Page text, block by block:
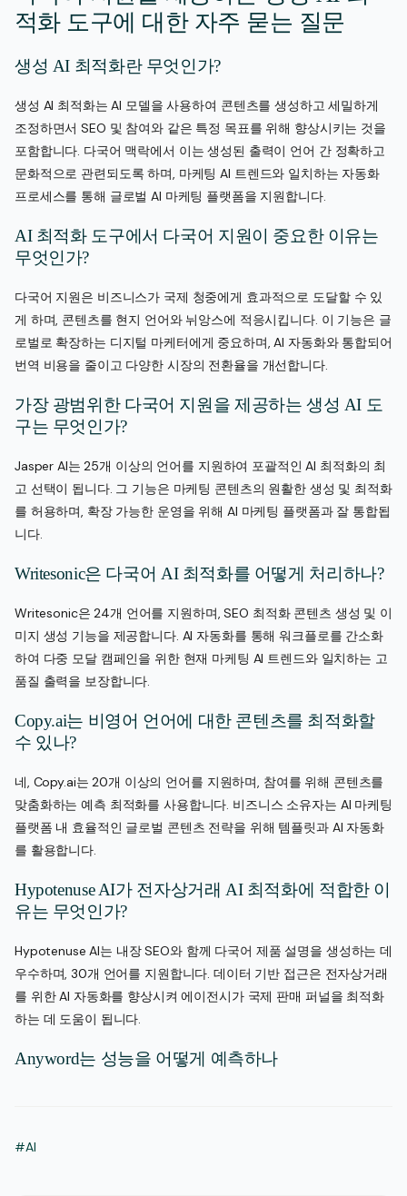
적화 도구에 대한 자주 묻는 질문
생성 AI 최적화란 무엇인가?
생성 AI 최적화는 AI 모델을 사용하여 콘텐츠를 생성하고 세밀하게
조정하면서 SEO 및 참여와 같은 특정 목표를 위해 향상시키는 것을
포함합니다. 다국어 맥락에서 이는 생성된 출력이 언어 간 정확하고
문화적으로 관련되도록 하며, 마케팅 AI 트렌드와 일치하는 자동화
프로세스를 통해 글로벌 AI 마케팅 플랫폼을 지원합니다.
AI 최적화 도구에서 다국어 지원이 중요한 이유는
무엇인가?
다국어 지원은 비즈니스가 국제 청중에게 효과적으로 도달할 수 있
게 하며, 콘텐츠를 현지 언어와 뉘앙스에 적응시킵니다. 이 기능은 글
로벌로 확장하는 디지털 마케터에게 중요하며, AI 자동화와 통합되어
번역 비용을 줄이고 다양한 시장의 전환율을 개선합니다.
가장 광범위한 다국어 지원을 제공하는 생성 AI 도
구는 무엇인가?
Jasper AI는 25개 이상의 언어를 지원하여 포괄적인 AI 최적화의 최
고 선택이 됩니다. 그 기능은 마케팅 콘텐츠의 원활한 생성 및 최적화
를 허용하며, 확장 가능한 운영을 위해 AI 마케팅 플랫폼과 잘 통합됩
니다.
Writesonic은 다국어 AI 최적화를 어떻게 처리하나?
Writesonic은 24개 언어를 지원하며, SEO 최적화 콘텐츠 생성 및 이
미지 생성 기능을 제공합니다. AI 자동화를 통해 워크플로를 간소화
하여 다중 모달 캠페인을 위한 현재 마케팅 AI 트렌드와 일치하는 고
품질 출력을 보장합니다.
Copy.ai는 비영어 언어에 대한 콘텐츠를 최적화할
수 있나?
네, Copy.ai는 20개 이상의 언어를 지원하며, 참여를 위해 콘텐츠를
맞춤화하는 예측 최적화를 사용합니다. 비즈니스 소유자는 AI 마케팅
플랫폼 내 효율적인 글로벌 콘텐츠 전략을 위해 템플릿과 AI 자동화
를 활용합니다.
Hypotenuse AI가 전자상거래 AI 최적화에 적합한 이
유는 무엇인가?
Hypotenuse AI는 내장 SEO와 함께 다국어 제품 설명을 생성하는 데
우수하며, 30개 언어를 지원합니다. 데이터 기반 접근은 전자상거래
를 위한 AI 자동화를 향상시켜 에이전시가 국제 판매 퍼널을 최적화
하는 데 도움이 됩니다.
Anyword는 성능을 어떻게 예측하나
#AI